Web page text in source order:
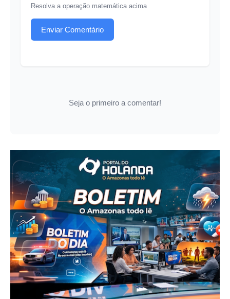
Resolva a operação matemática acima
Enviar Comentário
Seja o primeiro a comentar!